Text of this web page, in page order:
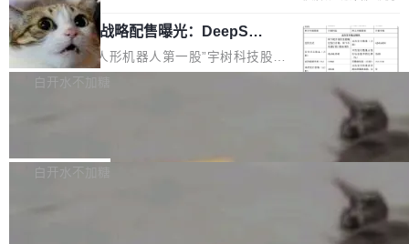
家基线 95.4%。 不是又一个 coding agent 包装
器 Prime Agent 的架构和市面上大多数 coding
agent 有本质区别。大多数 agent harness 的设
计是基于早期模型的能力—...
是项目级别的官方立场，目前由五个团队采纳，
但它可能是主流开源项目中关于 AI 辅助贡献最
细致的一份规则。 政策的核心只有一句话：LLM
可以用来分析、提炼、审阅、建议，但不能用来
不得生成涉及安全性的关键变更，除非作者本身
宇树科技 IPO 战略配售曝光：DeepSe
ek 获配 93.3 万股，锁定 36 个月
8月6日晚间，“人形机器人第一股”宇树科技股份
有限公司披露IPO发行价格及战略配售结果，杭
36个月。 公告显示，本次宇树科技战略配售对
白开水不加糖
Bug fixes and enhancements 修复多次传递同
白开水不加糖